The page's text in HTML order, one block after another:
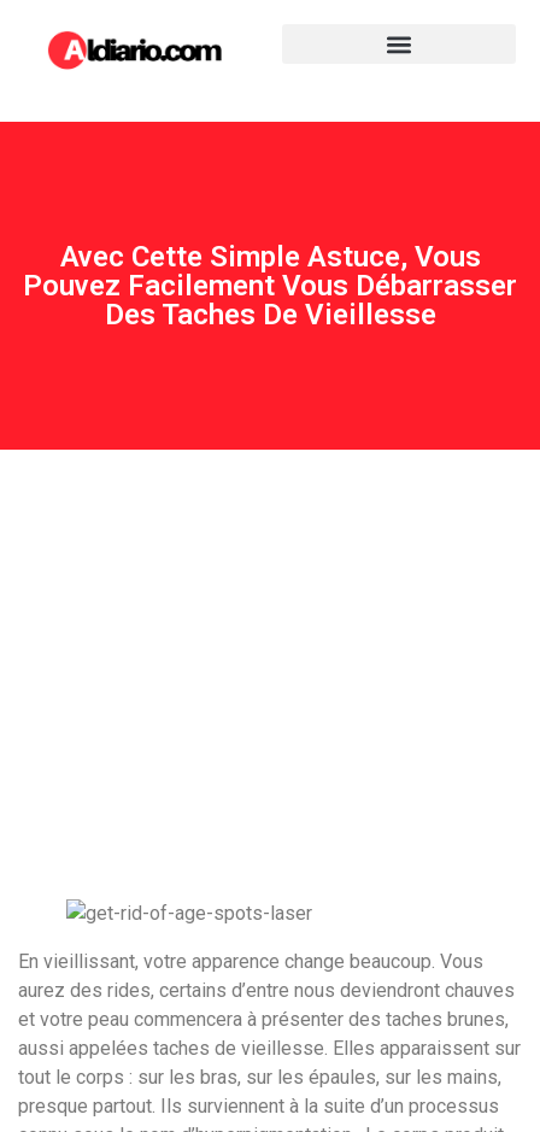
Avec Cette Simple Astuce, Vous
Pouvez Facilement Vous Débarrasser
Des Taches De Vieillesse
En vieillissant, votre apparence change beaucoup. Vous
aurez des rides, certains d’entre nous deviendront chauves
et votre peau commencera à présenter des taches brunes,
aussi appelées taches de vieillesse. Elles apparaissent sur
tout le corps : sur les bras, sur les épaules, sur les mains,
presque partout. Ils surviennent à la suite d’un processus